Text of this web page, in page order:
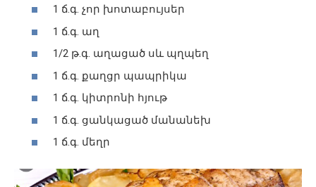
1 ճ.գ. չոր խոտաբույսեր
1 ճ.գ. աղ
1/2 թ.գ. աղացած սև պղպեղ
1 ճ.գ. քաղցր պապրիկա
1 ճ.գ. կիտրոնի հյութ
1 ճ.գ. ցանկացած մանանեխ
1 ճ.գ. մեղր